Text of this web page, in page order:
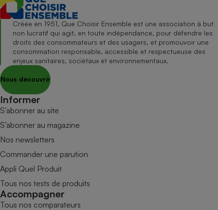
Créée en 1951, Que Choisir Ensemble est une association à but
non lucratif qui agit, en toute indépendance, pour défendre les
droits des consommateurs et des usagers, et promouvoir une
consommation responsable, accessible et respectueuse des
enjeux sanitaires, sociétaux et environnementaux.
Nous découvrir
Informer
S’abonner au site
S’abonner au magazine
Nos newsletters
Commander une parution
Appli Quel Produit
Tous nos tests de produits
Accompagner
Tous nos comparateurs